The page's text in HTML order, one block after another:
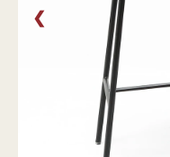
❮